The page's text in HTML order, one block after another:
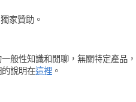
家贊助。
般性知識和閒聊，無關特定產品，
說明在這裡 。